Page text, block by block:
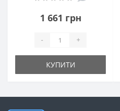
1 661 грн
- +
КУПИТИ